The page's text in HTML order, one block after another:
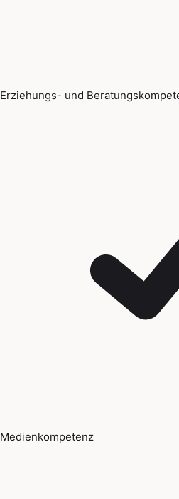
Erziehungs- und
Medienkompetenz